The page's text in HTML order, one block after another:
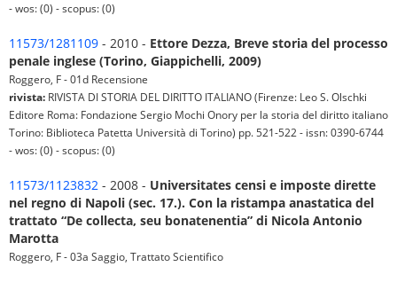
- wos: (0) - scopus: (0)
11573/1281109 - 2010 - Ettore Dezza, Breve storia del processo
penale inglese (Torino, Giappichelli, 2009)
Roggero, F - 01d Recensione
rivista: RIVISTA DI STORIA DEL DIRITTO ITALIANO (Firenze: Leo S. Olschki
Editore Roma: Fondazione Sergio Mochi Onory per la storia del diritto italiano
Torino: Biblioteca Patetta Università di Torino) pp. 521-522 - issn: 0390-6744
- wos: (0) - scopus: (0)
11573/1123832 - 2008 - Universitates censi e imposte dirette
nel regno di Napoli (sec. 17.). Con la ristampa anastatica del
trattato “De collecta, seu bonatenentia” di Nicola Antonio
Marotta
Roggero, F - 03a Saggio, Trattato Scientifico